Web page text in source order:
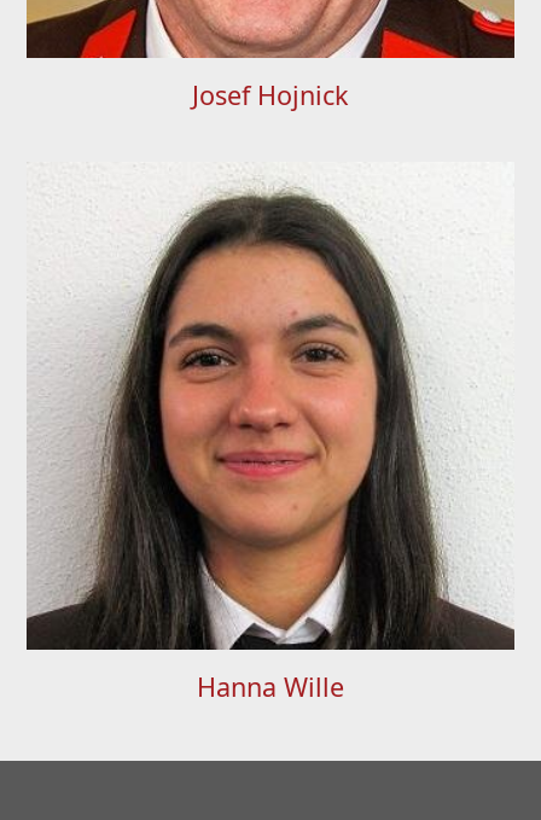
Josef Hojnick
Hanna Wille